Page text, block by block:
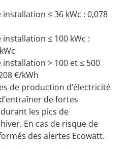
≤ 36 kWc : 0,078
≤ 100 kWc :
installation > 100 et ≤ 500
€/kWh
de production d’électricité
de fortes
les pics de
En cas de risque de
des alertes Ecowatt.